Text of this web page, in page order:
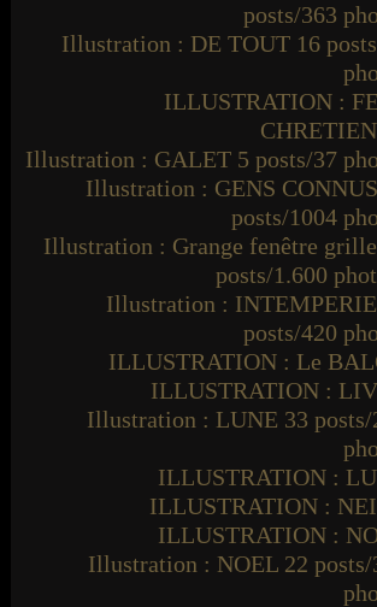
posts/363
Illustration : DE TOUT 16
ILLUSTRATION :
Illustration : GALET 5 posts/37
Illustration : GENS
posts/1004
Illustration : Grange fenêtre
posts/1.600
Illustration :
posts/420
ILLUSTRATION : Le
ILLUSTRATION :
Illustration : LUNE 33 posts/
ILLUSTRATION :
ILLUSTRATION :
ILLUSTRATION :
Illustration : NOEL 22 posts/